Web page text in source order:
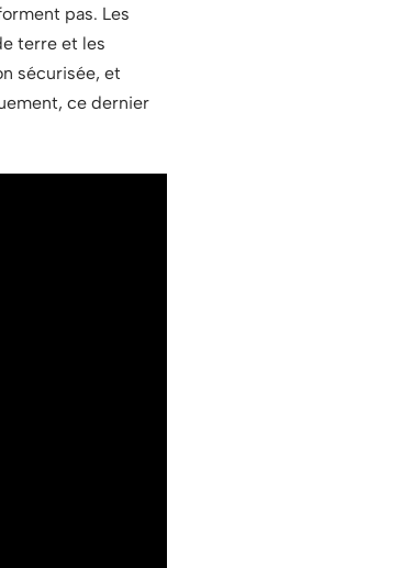
pas. Les
terre et les
sécurisée, et
ce dernier